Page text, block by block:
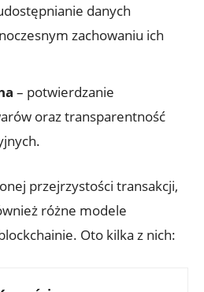
danych
zachowaniu ich
– potwierdzanie
oraz transparentność
przejrzystości transakcji,
różne modele
Oto kilka z nich: